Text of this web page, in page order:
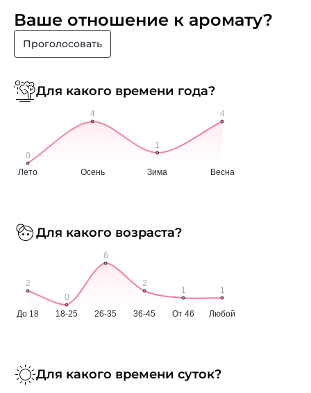
Ваше отношение к аромату?
Проголосовать
Для какого времени года?
Для какого возраста?
Для какого времени суток?